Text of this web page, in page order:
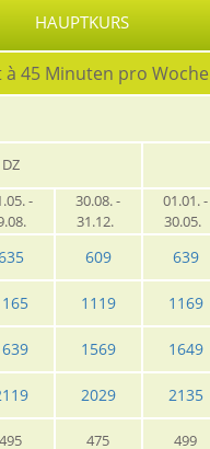
HAUPTKURS
45 Minuten pro Woche
DZ
-
30.08. -
31.12.
01.01. -
30.05.
609 639
1119 1169
1569 1649
2029 2135
495 475 499